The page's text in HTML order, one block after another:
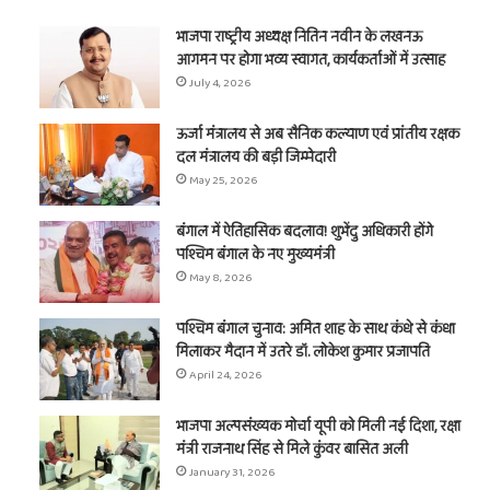
भाजपा राष्ट्रीय अध्यक्ष नितिन नवीन के लखनऊ
आगमन पर होगा भव्य स्वागत, कार्यकर्ताओं में उत्साह
July 4, 2026
ऊर्जा मंत्रालय से अब सैनिक कल्याण एवं प्रांतीय रक्षक
दल मंत्रालय की बड़ी जिम्मेदारी
May 25, 2026
बंगाल में ऐतिहासिक बदलाव! शुभेंदु अधिकारी होंगे
पश्चिम बंगाल के नए मुख्यमंत्री
May 8, 2026
पश्चिम बंगाल चुनाव: अमित शाह के साथ कंधे से कंधा
मिलाकर मैदान में उतरे डॉ. लोकेश कुमार प्रजापति
April 24, 2026
भाजपा अल्पसंख्यक मोर्चा यूपी को मिली नई दिशा, रक्षा
मंत्री राजनाथ सिंह से मिले कुंवर बासित अली
January 31, 2026